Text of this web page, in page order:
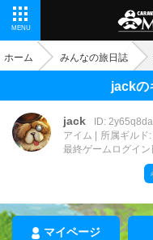
MENU
ホーム みんなの旅日誌
jackの
jack
ID:
アイム
所属ギルド
最終ゲームログイ
マイページ